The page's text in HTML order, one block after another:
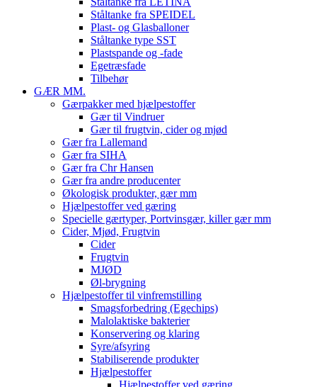
Ståltanke fra SPEIDEL
Plast- og Glasballoner
Ståltanke type SST
Plastspande og -fade
Egetræsfade
Tilbehør
GÆR MM.
Gærpakker med hjælpestoffer
Gær til Vindruer
Gær til frugtvin, cider og mjød
Gær fra Lallemand
Gær fra SIHA
Gær fra Chr Hansen
Gær fra andre producenter
Økologisk produkter, gær mm
Hjælpestoffer ved gæring
Specielle gærtyper, Portvinsgær, killer gær mm
Cider, Mjød, Frugtvin
Cider
Frugtvin
MJØD
Øl-brygning
Hjælpestoffer til vinfremstilling
Smagsforbedring (Egechips)
Malolaktiske bakterier
Konservering og klaring
Syre/afsyring
Stabiliserende produkter
Hjælpestoffer
Hjælpestoffer ved gæring